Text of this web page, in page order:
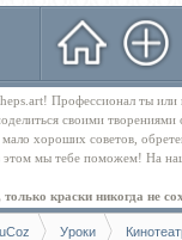
Профессионал ты
своими
мало хороших советов,
мы тебе поможем! На
краски никогда не
Уроки